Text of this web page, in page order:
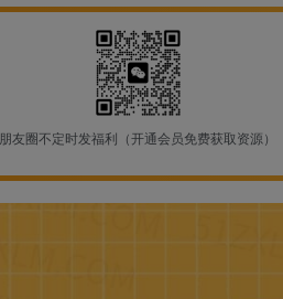
朋友圈不定时发福利（开通会员免费获取资源）